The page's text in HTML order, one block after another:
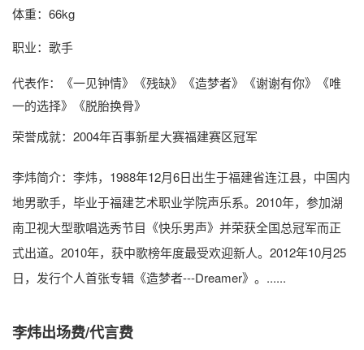
体重：66kg
职业：歌手
代表作：《一见钟情》《残缺》《造梦者》《谢谢有你》《唯
一的选择》《脱胎换骨》
荣誉成就：2004年百事新星大赛福建赛区冠军
李炜简介：李炜，1988年12月6日出生于福建省连江县，中国内
地男歌手，毕业于福建艺术职业学院声乐系。2010年，参加湖
南卫视大型歌唱选秀节目《快乐男声》并荣获全国总冠军而正
式出道。2010年，获中歌榜年度最受欢迎新人。2012年10月25
日，发行个人首张专辑《造梦者---Dreamer》。......
李炜出场费/代言费